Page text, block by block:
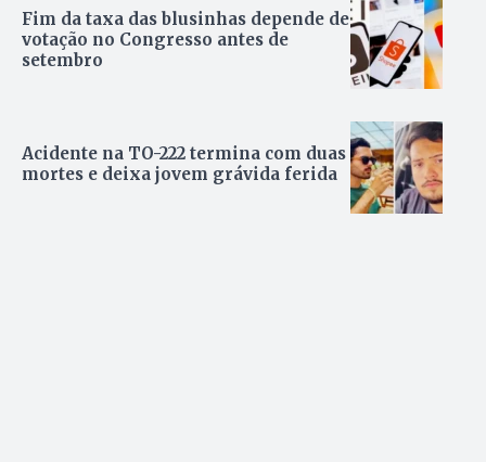
Fim da taxa das blusinhas depende de
votação no Congresso antes de
setembro
Acidente na TO-222 termina com duas
mortes e deixa jovem grávida ferida